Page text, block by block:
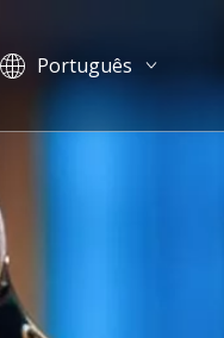
Português
العربية